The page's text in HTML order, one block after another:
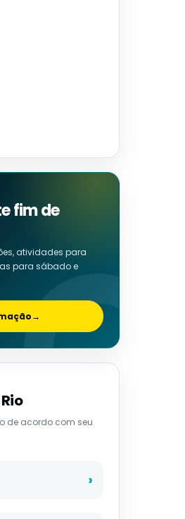
fim de
atividades para
para sábado e
→
de acordo com seu